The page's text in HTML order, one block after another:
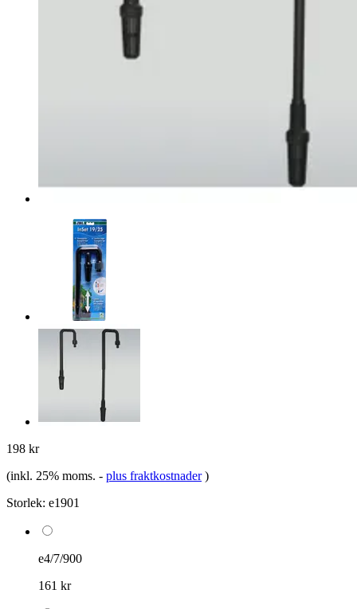
198 kr
(inkl. 25% moms. - plus fraktkostnader )
Storlek: e1901
e4/7/900
161 kr